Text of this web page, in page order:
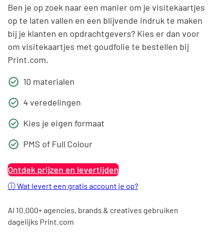
Ben je op zoek naar een manier om je visitekaartjes
op te laten vallen en een blijvende indruk te maken
bij je klanten en opdrachtgevers? Kies er dan voor
om visitekaartjes met goudfolie te bestellen bij
Print.com.
10 materialen
4 veredelingen
Kies je eigen formaat
PMS of Full Colour
Ontdek prijzen en levertijden
ⓘWat levert een gratis account je op?
Al 10.000+ agencies, brands & creatives gebruiken
dagelijks Print.com